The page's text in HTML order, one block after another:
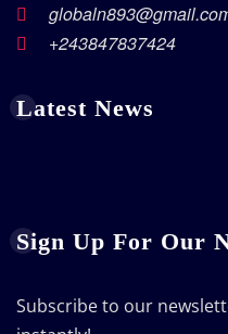
+243847837424
Latest News
Sign Up For Our
Subscribe to our